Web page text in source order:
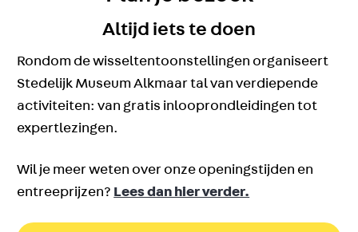
Altijd iets te doen
Rondom de wisseltentoonstellingen organiseert
Stedelijk Museum Alkmaar tal van verdiepende
activiteiten: van gratis inlooprondleidingen tot
expertlezingen.
Wil je meer weten over onze openingstijden en
entreeprijzen? Lees dan hier verder.